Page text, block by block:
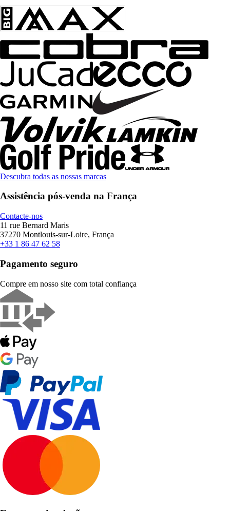
Descubra todas as nossas marcas
Assistência pós-venda na França
Contacte-nos
11 rue Bernard Maris
37270 Montlouis-sur-Loire, França
+33 1 86 47 62 58
Pagamento seguro
Compre em nosso site com total confiança